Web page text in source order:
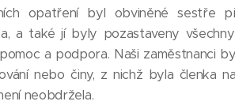
opatření byl obviněné sestře
a také jí byly pozastaveny
a podpora. Naši zaměstnanci
nebo činy, z nichž byla členka
neobdržela.